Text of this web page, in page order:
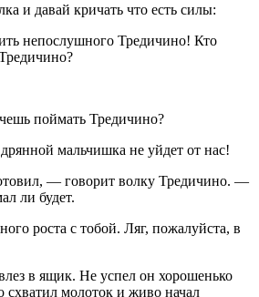
и давай кричать что есть силы:
непослушного Тредичино! Кто
поймать Тредичино?
мальчишка не уйдет от нас!
— говорит волку Тредичино. —
ли будет.
роста с тобой. Ляг, пожалуйста, в
в ящик. Не успел он хорошенько
схватил молоток и живо начал